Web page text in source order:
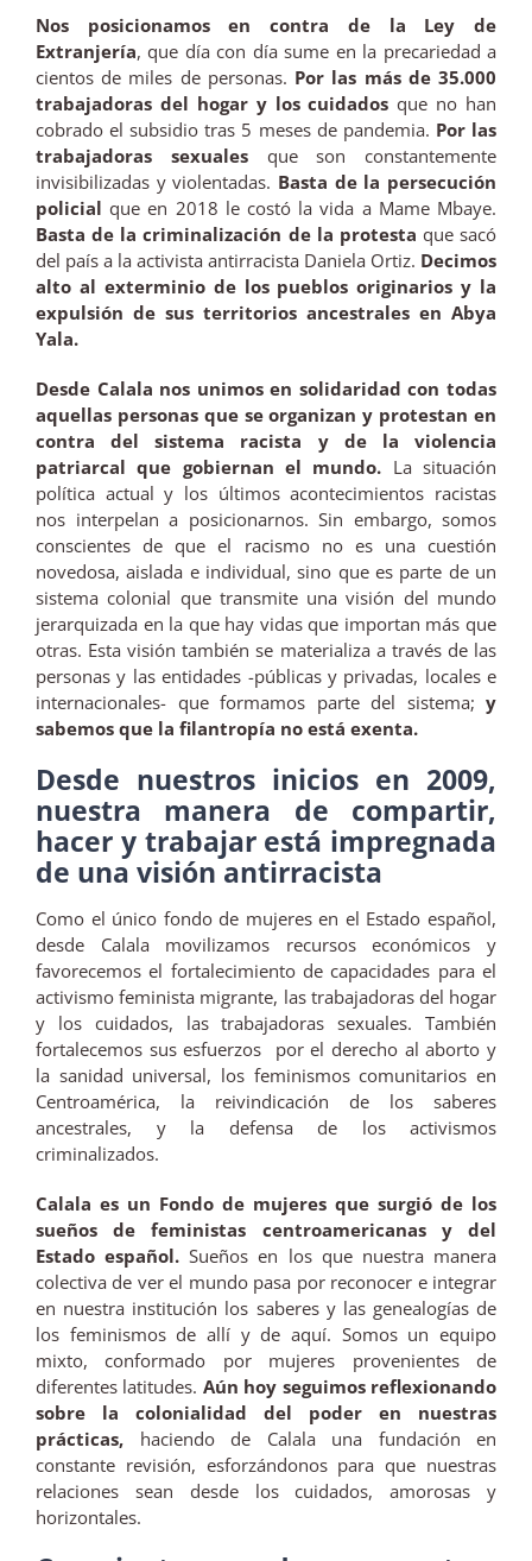
Nos posicionamos en contra de la Ley de
Extranjería, que día con día sume en la precariedad a
cientos de miles de personas. Por las más de 35.000
trabajadoras del hogar y los cuidados que no han
cobrado el subsidio tras 5 meses de pandemia. Por las
trabajadoras sexuales que son constantemente
invisibilizadas y violentadas. Basta de la persecución
policialque en 2018 le costó la vida a Mame Mbaye.
Basta de la criminalización de la protesta que sacó
del país a la activista antirracista Daniela Ortiz. Decimos
alto al exterminio de los pueblos originarios y la
expulsión de sus territorios ancestrales en Abya
Yala.
Desde Calala nos unimos en solidaridad con todas
aquellas personas que se organizan y protestan en
contra del sistema racista y de la violencia
patriarcal que gobiernan el mundo. La situación
política actual y los últimos acontecimientos racistas
nos interpelan a posicionarnos. Sin embargo, somos
conscientes de que el racismo no es una cuestión
novedosa, aislada e individual, sino que es parte de un
sistema colonial que transmite una visión del mundo
jerarquizada en la que hay vidas que importan más que
otras. Esta visión también se materializa a través de las
personas y las entidades -públicas y privadas, locales e
internacionales- que formamos parte del sistema; y
sabemos que la filantropía no está exenta.
Desde nuestros inicios en 2009,
nuestra manera de compartir,
hacer y trabajar está impregnada
de una visión antirracista
Como el único fondo de mujeres en el Estado español,
desde Calala movilizamos recursos económicos y
favorecemos el fortalecimiento de capacidades para el
activismo feminista migrante, las trabajadoras del hogar
y los cuidados, las trabajadoras sexuales. También
fortalecemos sus esfuerzos por el derecho al aborto y
la sanidad universal, los feminismos comunitarios en
Centroamérica, la reivindicación de los saberes
ancestrales, y la defensa de los activismos
criminalizados.
Calala es un Fondo de mujeres que surgió de los
sueños de feministas centroamericanas y del
Estado español.Sueños en los que nuestra manera
colectiva de ver el mundo pasa por reconocer e integrar
en nuestra institución los saberes y las genealogías de
los feminismos de allí y de aquí. Somos un equipo
mixto, conformado por mujeres provenientes de
diferentes latitudes. Aún hoy seguimos reflexionando
sobre la colonialidad del poder en nuestras
prácticas, haciendo de Calala una fundación en
constante revisión, esforzándonos para que nuestras
relaciones sean desde los cuidados, amorosas y
horizontales.